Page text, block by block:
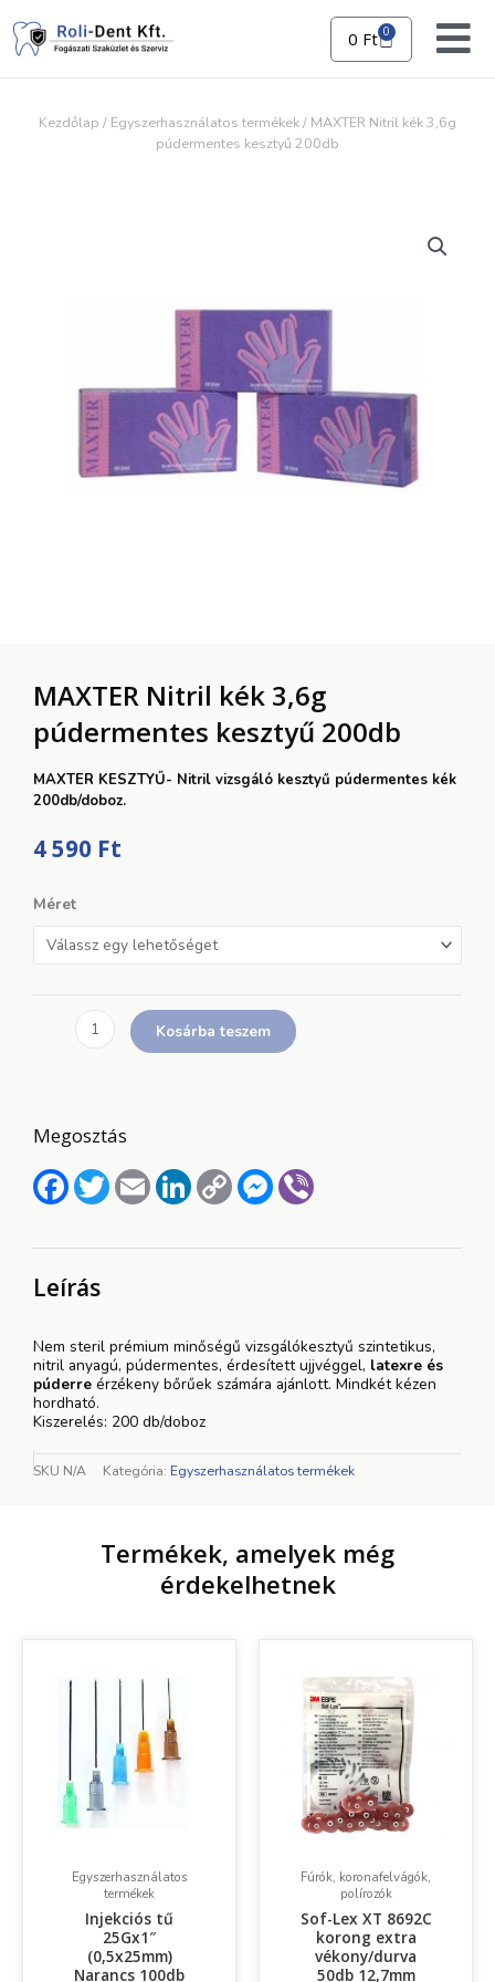
content
0 Ft 0
Kosár
Kezdőlap / Egyszerhasználatos termékek/ MAXTER Nitril kék 3,6g
púdermentes kesztyű 200db
MAXTER Nitril kék 3,6g
púdermentes kesztyű 200db
MAXTER KESZTYŰ- Nitril vizsgáló kesztyű púdermentes kék
200db/doboz.
4 590 Ft
Méret
MAXTER
kék
3,6g
mennyiség
Kosárba teszem
Megosztás
FacebookTwitterEmail LinkedInCopy
Link
Messenger
Leírás
Nem steril prémium minőségű vizsgálókesztyű szintetikus,
nitril anyagú, púdermentes, érdesített ujjvéggel, latexre és
púderre érzékeny bőrűek számára ajánlott. Mindkét kézen
hordható.
Kiszerelés: 200 db/doboz
SKU N/A Kategória: Egyszerhasználatos termékek
Termékek, amelyek még
érdekelhetnek
Egyszerhasználatos
termékek
Injekciós tű
25Gx1″
(0,5x25mm)
Narancs 100db
Fúrók, koronafelvágók,
polírozók
Sof-Lex XT 8692C
korong extra
vékony/durva
50db 12,7mm